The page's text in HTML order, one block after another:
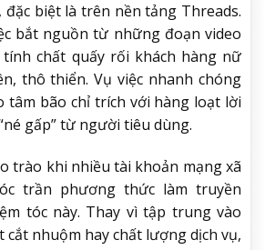
biệt là trên nền tảng Threads.
bắt nguồn từ những đoạn video
tính chất quấy rối khách hàng nữ
thô thiển. Vụ việc nhanh chóng
tâm bão chỉ trích với hàng loạt lời
gấp” từ người tiêu dùng.
trào khi nhiều tài khoản mạng xã
trần phương thức làm truyền
tóc này. Thay vì tập trung vào
cắt nhuộm hay chất lượng dịch vụ,